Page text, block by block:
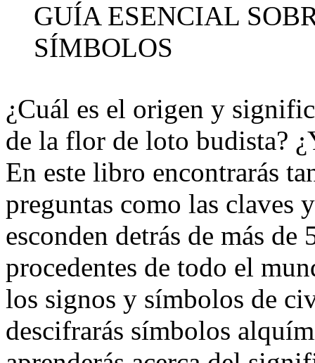
GUÍA ESENCIAL
SÍMBOLOS
¿Cuál es el origen y
de la flor de loto budista?
En este libro encontrarás
preguntas como las claves
esconden detrás de más
procedentes de todo el
los signos y símbolos de
descifrarás símbolos